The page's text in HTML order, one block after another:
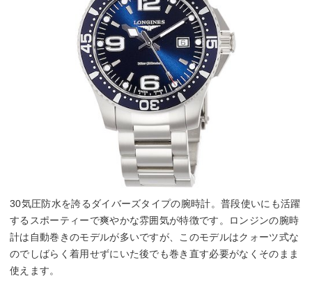
30気圧防水を誇るダイバーズタイプの腕時計。普段使いにも活躍
するスポーティーで爽やかな雰囲気が特徴です。ロンジンの腕時
計は自動巻きのモデルが多いですが、このモデルはクォーツ式な
のでしばらく着用せずにいた後でも巻き直す必要がなくそのまま
使えます。